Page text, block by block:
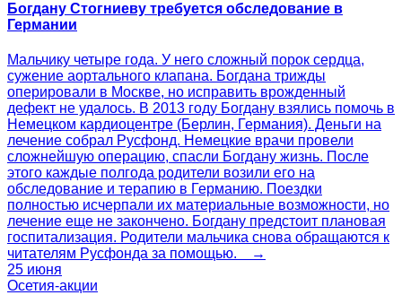
Богдану Стогниеву требуется обследование в
Германии
Мальчику четыре года. У него сложный порок сердца,
сужение аортального клапана. Богдана трижды
оперировали в Москве, но исправить врожденный
дефект не удалось. В 2013 году Богдану взялись помочь в
Немецком кардиоцентре (Берлин, Германия). Деньги на
лечение собрал Русфонд. Немецкие врачи провели
сложнейшую операцию, спасли Богдану жизнь. После
этого каждые полгода родители возили его на
обследование и терапию в Германию. Поездки
полностью исчерпали их материальные возможности, но
лечение еще не закончено. Богдану предстоит плановая
госпитализация. Родители мальчика снова обращаются к
читателям Русфонда за помощью. →
25 июня
Осетия-акции